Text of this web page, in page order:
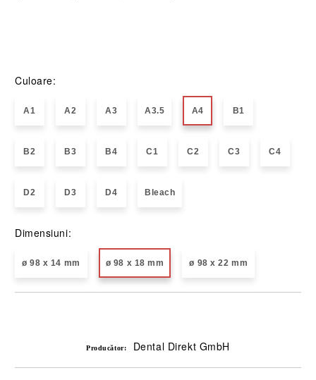
Culoare:
A1 A2 A3 A3.5 A4 B1
B2 B3 B4 C1 C2 C3 C4
D2 D3 D4 Bleach
Dimensiuni:
ø 98 x 14 mm ø 98 x 18 mm ø 98 x 22 mm
Producător: Dental Direkt GmbH